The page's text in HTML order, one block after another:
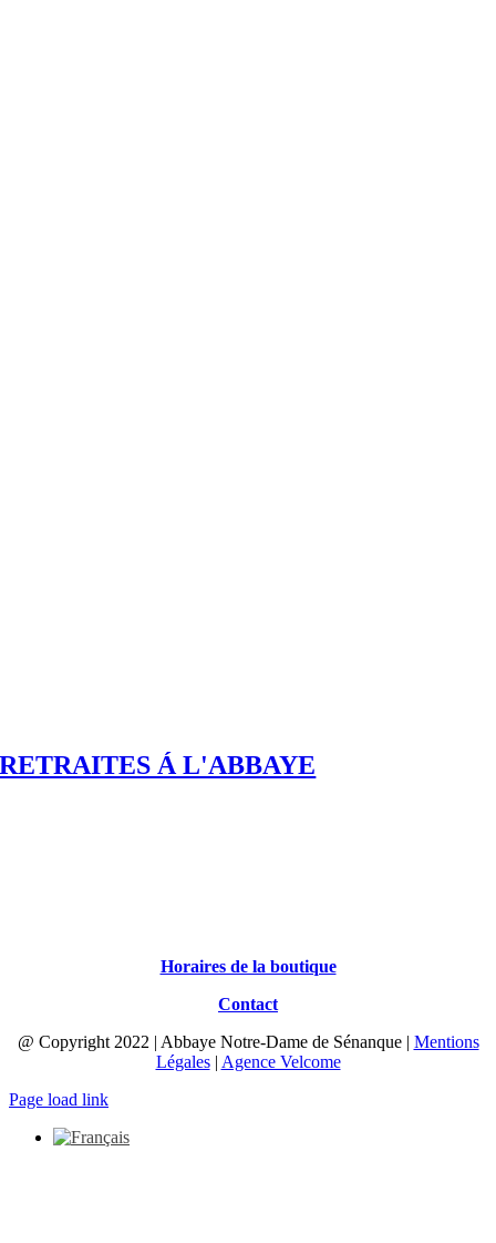
RETRAITES Á L'ABBAYE
Horaires de la boutique
Contact
@ Copyright 2022 | Abbaye Notre-Dame de Sénanque | Mentions
Légales| Agence Velcome
Page load link